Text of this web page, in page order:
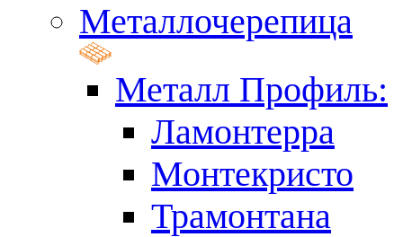
Металлочерепица
Металл Профиль:
Ламонтерра
Монтекристо
Трамонтана